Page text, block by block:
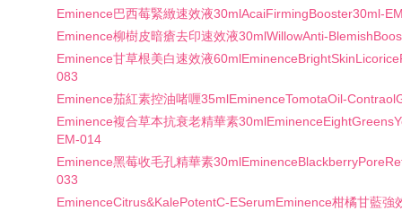
Eminence巴西莓緊緻速效液30mlAcaiFirmingBooster30ml-
Eminence柳樹皮暗瘡去印速效液30mlWillowAnti-
Eminence甘草根美白速效液
083
Eminence茄紅素控油啫喱35mlEminenceTomotaOil-
Eminence複合草本抗衰老精華素
EM-014
Eminence黑莓收毛孔精華素
033
EminenceCitrus&KalePotentC-ESerumEminence柑橘甘藍強